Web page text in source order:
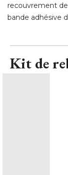
recouvrement
bande adhésive
Kit de